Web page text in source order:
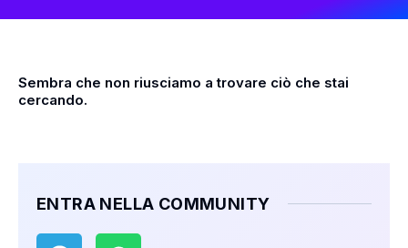
Sembra che non riusciamo a trovare ciò che stai
cercando.
ENTRA NELLA COMMUNITY